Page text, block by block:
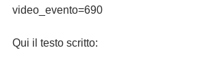
video_evento=690
Qui il testo scritto: